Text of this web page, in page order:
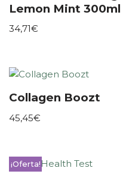
Lemon Mint 300ml
34,71€
Collagen Boozt
45,45€
¡Oferta!